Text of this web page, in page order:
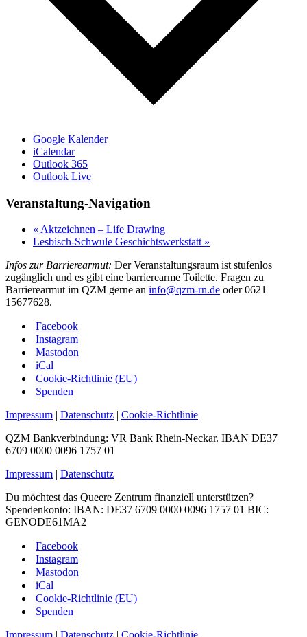
Google Kalender
iCalendar
Outlook 365
Outlook Live
Veranstaltung-Navigation
« Aktzeichnen – Life Drawing
Lesbisch-Schwule Geschichtswerkstatt »
Infos zur Barrierearmut: Der Veranstaltungsraum ist stufenlos
zugänglich und es gibt eine barrierearme Toilette. Fragen zu
Barrierearmut im QZM gerne an info@qzm-rn.de oder 0621
15677628.
Facebook
Instagram
Mastodon
iCal
Cookie-Richtlinie (EU)
Spenden
Impressum | Datenschutz | Cookie-Richtlinie
QZM Bankverbindung: VR Bank Rhein-Neckar. IBAN DE37
6709 0000 0096 1757 01
Impressum | Datenschutz
Du möchtest das Queere Zentrum finanziell unterstützen?
Spendenkonto: IBAN: DE37 6709 0000 0096 1757 01 BIC:
GENODE61MA2
Facebook
Instagram
Mastodon
iCal
Cookie-Richtlinie (EU)
Spenden